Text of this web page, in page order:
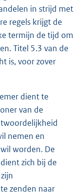
in strijd met
regels krijgt de
termijn de tijd om
Titel 5.3 van de
is, voor zover
dient te
van de
nemen en
worden. De
zich bij de
zenden naar